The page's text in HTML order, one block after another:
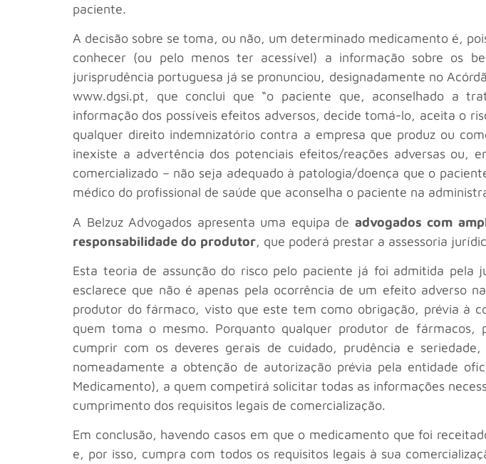
paciente.
A decisão sobre se toma, ou não, um determinado medicamento é,
conhecer (ou pelo menos ter acessível) a informação sobre os
jurisprudência portuguesa já se pronunciou, designadamente no
www.dgsi.pt, que conclui que “o paciente que, aconselhado a
informação dos possíveis efeitos adversos, decide tomá-lo, aceita o
qualquer direito indemnizatório contra a empresa que produz ou
inexiste a advertência dos potenciais efeitos/reações adversas ou,
comercializado – não seja adequado à patologia/doença que o
médico do profissional de saúde que aconselha o paciente na
A Belzuz Advogados apresenta uma equipa de advogados com
responsabilidade do produtor, que poderá prestar a assessoria
Esta teoria de assunção do risco pelo paciente já foi admitida pela
esclarece que não é apenas pela ocorrência de um efeito adverso
produtor do fármaco, visto que este tem como obrigação, prévia à
quem toma o mesmo. Porquanto qualquer produtor de fármacos,
cumprir com os deveres gerais de cuidado, prudência e
nomeadamente a obtenção de autorização prévia pela entidade
Medicamento), a quem competirá solicitar todas as informações
cumprimento dos requisitos legais de comercialização.
Em conclusão, havendo casos em que o medicamento que foi
e, por isso, cumpra com todos os requisitos legais à sua